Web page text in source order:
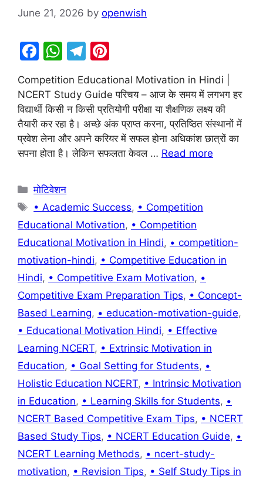
June 21, 2026 by openwish
F
c
e
b
o
o
k
W
at
s
A
p
p
T
el
e
gr
a
m
nt
er
e
st
Competition Educational Motivation in Hindi |
NCERT Study Guide परिचय – आज के समय में लगभग हर
विद्यार्थी किसी न किसी प्रतियोगी परीक्षा या शैक्षणिक लक्ष्य की
तैयारी कर रहा है। अच्छे अंक प्राप्त करना, प्रतिष्ठित संस्थानों में
प्रवेश लेना और अपने करियर में सफल होना अधिकांश छात्रों का
सपना होता है। लेकिन सफलता केवल … Read more
Categories
मोटिवेशन
Tags
• Academic Success, • Competition
Educational Motivation, • Competition
Educational Motivation in Hindi, • competition-
motivation-hindi, • Competitive Education in
Hindi, • Competitive Exam Motivation, •
Competitive Exam Preparation Tips, • Concept-
Based Learning, • education-motivation-guide,
• Educational Motivation Hindi, • Effective
Learning NCERT, • Extrinsic Motivation in
Education, • Goal Setting for Students, •
Holistic Education NCERT, • Intrinsic Motivation
in Education, • Learning Skills for Students, •
NCERT Based Competitive Exam Tips, • NCERT
Based Study Tips, • NCERT Education Guide, •
NCERT Learning Methods, • ncert-study-
motivation, • Revision Tips, • Self Study Tips in